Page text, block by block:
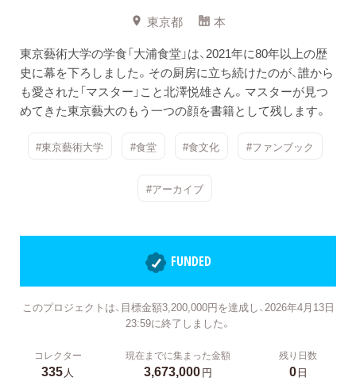
東京都
本
東京藝術大学の学食「大浦食堂」は、2021年に80年以上の歴
史に幕を下ろしました。その厨房に立ち続けたのが、誰から
も愛された「マスター」こと北澤悦雄さん。マスターが見つ
めてきた東京藝大のもう一つの顔を書籍として残します。
#東京藝術大学 #食堂 #食文化 #ファンブック
#アーカイブ
FUNDED
このプロジェクトは、目標金額3,200,000円を達成し、2026年4月13日
23:59に終了しました。
コレクター
335人
現在までに集まった金額
3,673,000円
残り日数
0日